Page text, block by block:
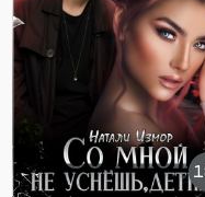
адекватные герои
измена
новая любовь